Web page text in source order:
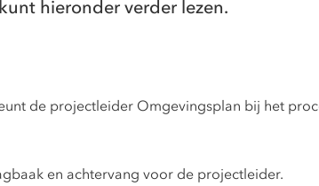
hieronder verder lezen.
de projectleider Omgevingsplan bij het
en achtervang voor de projectleider.